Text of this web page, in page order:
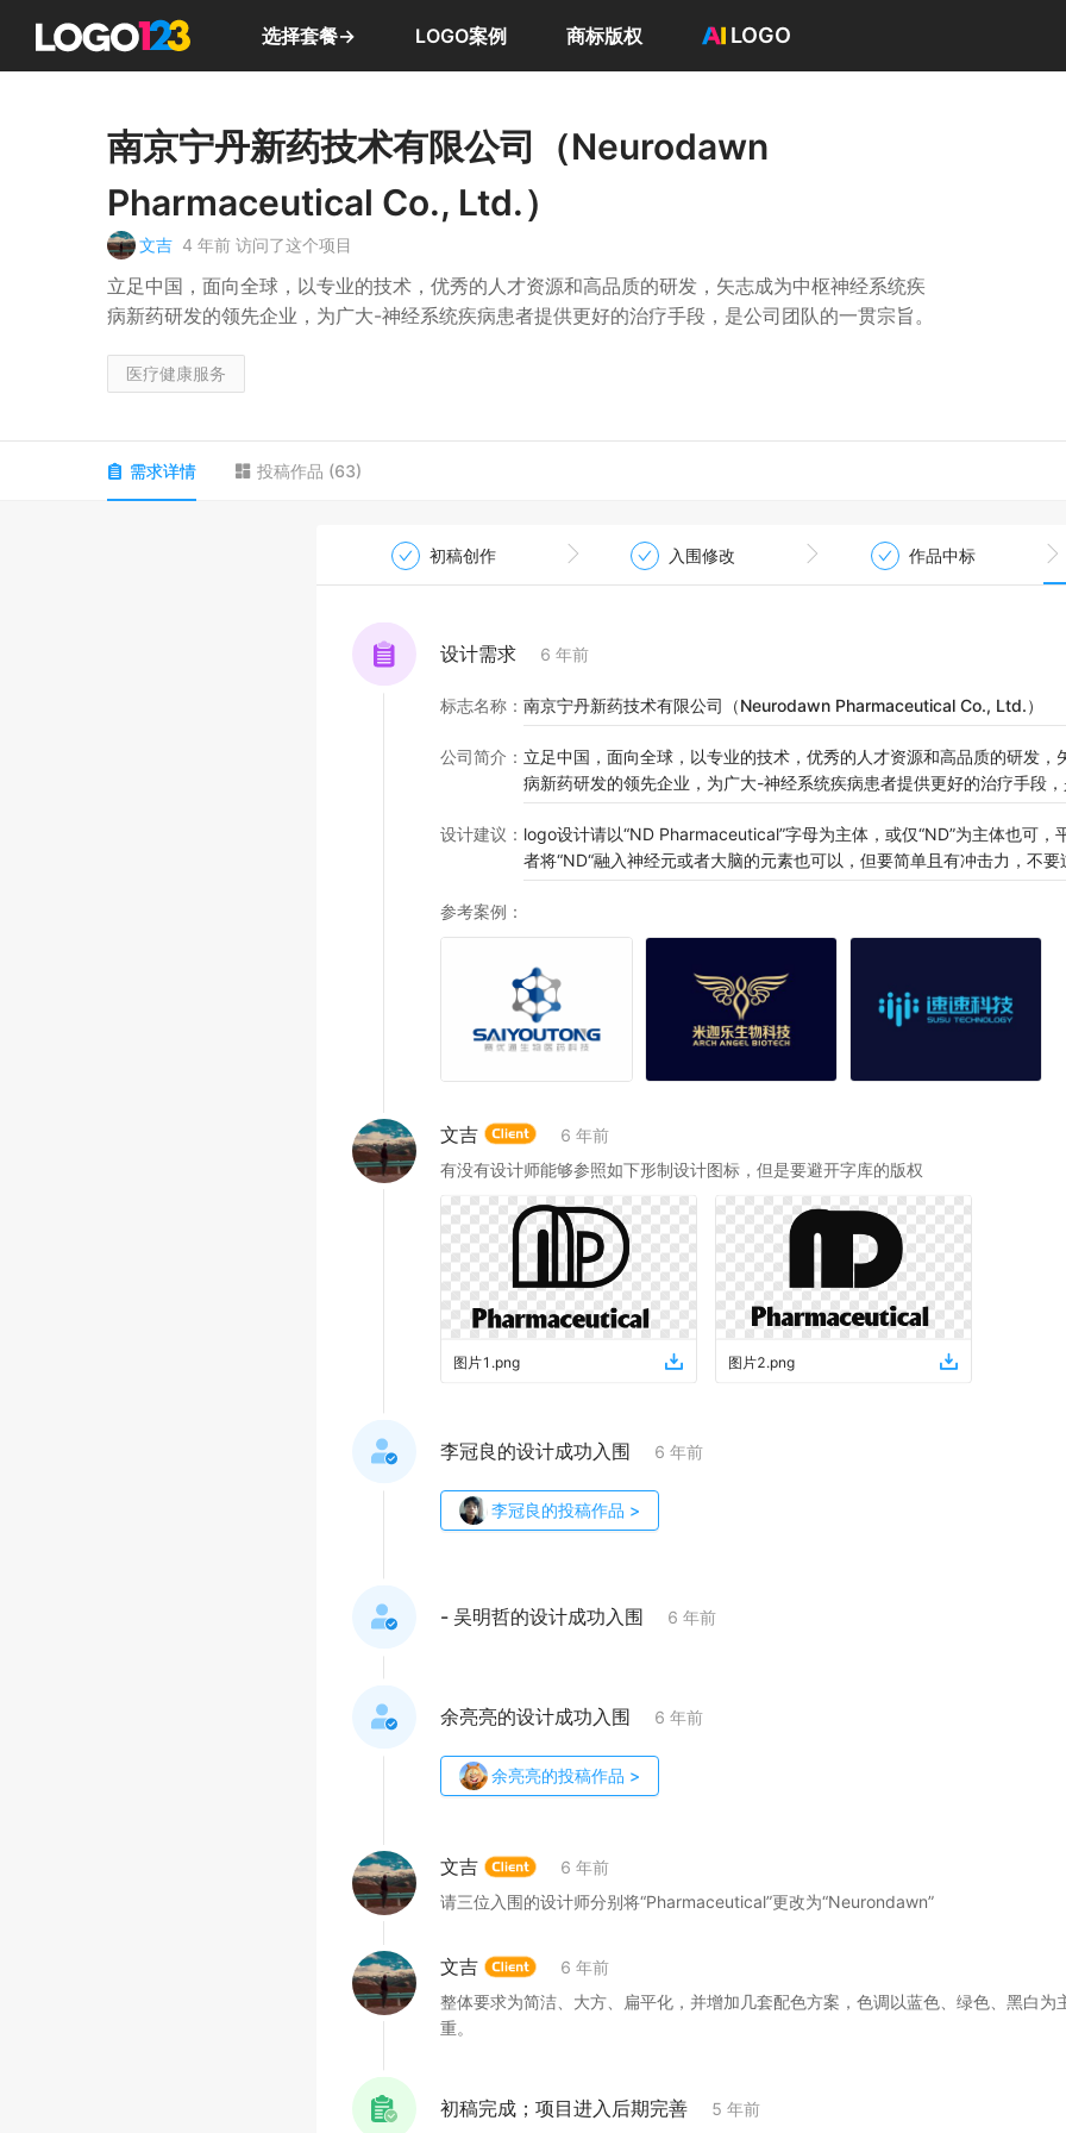
选择套餐→ LOGO案例 商标版权 LOGO
南京宁丹新药技术有限公司（Neurodawn
Pharmaceutical Co., Ltd.）
文吉 4 年前 访问了这个项目
立足中国，面向全球，以专业的技术，优秀的人才资源和高品质的研发，矢志成为中枢神经系统疾
病新药研发的领先企业，为广大-神经系统疾病患者提供更好的治疗手段，是公司团队的一贯宗旨。
医疗健康服务
需求详情 投稿作品 (63)
初稿创作 入围修改 作品中标
设计需求 6 年前
标志名称 ： 南京宁丹新药技术有限公司（Neurodawn Pharmaceutical Co., Ltd.）
公司简介 ： 立足中国，面向全球，以专业的技术，优秀的人才资源和高品质的研发，
病新药研发的领先企业，为广大-神经系统疾病患者提供更好的治疗手段
设计建议 ： logo设计请以“ND Pharmaceutical”字母为主体，或仅“ND”为主体也可，
者将“ND“融入神经元或者大脑的元素也可以，但要简单且有冲击力，不要
参考案例 ：
文吉
6 年前
有没有设计师能够参照如下形制设计图标，但是要避开字库的版权
图片1 .png 图片2.png
李冠良的设计成功入围 6 年前
李冠良的投稿作品 >
- 吴明哲的设计成功入围 6 年前
余亮亮的设计成功入围 6 年前
余亮亮的投稿作品 >
文吉
6 年前
请三位入围的设计师分别将“Pharmaceutical”更改为“Neurondawn”
文吉
6 年前
整体要求为简洁、大方、扁平化，并增加几套配色方案，色调以蓝色、绿色、黑白为
重。
初稿完成；项目进入后期完善 5 年前